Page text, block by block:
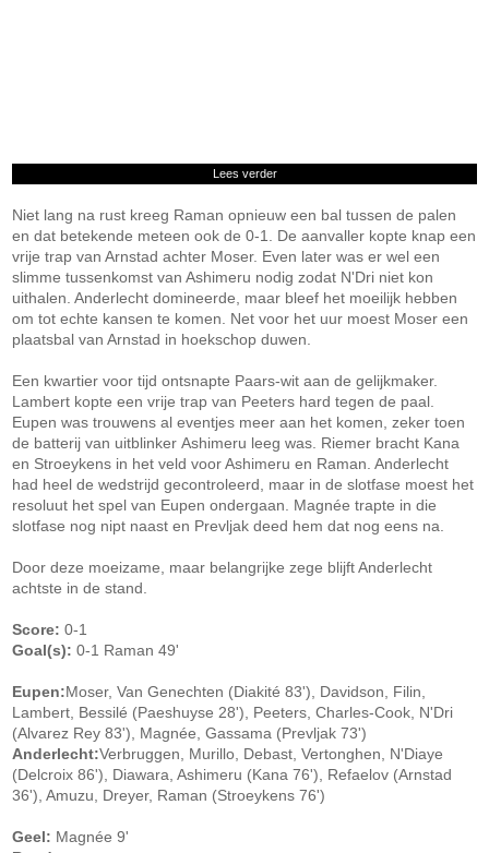
Lees verder
Niet lang na rust kreeg Raman opnieuw een bal tussen de palen
en dat betekende meteen ook de 0-1. De aanvaller kopte knap een
vrije trap van Arnstad achter Moser. Even later was er wel een
slimme tussenkomst van Ashimeru nodig zodat N'Dri niet kon
uithalen. Anderlecht domineerde, maar bleef het moeilijk hebben
om tot echte kansen te komen. Net voor het uur moest Moser een
plaatsbal van Arnstad in hoekschop duwen.
Een kwartier voor tijd ontsnapte Paars-wit aan de gelijkmaker.
Lambert kopte een vrije trap van Peeters hard tegen de paal.
Eupen was trouwens al eventjes meer aan het komen, zeker toen
de batterij van uitblinker Ashimeru leeg was. Riemer bracht Kana
en Stroeykens in het veld voor Ashimeru en Raman. Anderlecht
had heel de wedstrijd gecontroleerd, maar in de slotfase moest het
resoluut het spel van Eupen ondergaan. Magnée trapte in die
slotfase nog nipt naast en Prevljak deed hem dat nog eens na.
Door deze moeizame, maar belangrijke zege blijft Anderlecht
achtste in de stand.
Score: 0-1
Goal(s): 0-1 Raman 49'
Eupen:Moser, Van Genechten (Diakité 83'), Davidson, Filin,
Lambert, Bessilé (Paeshuyse 28'), Peeters, Charles-Cook, N'Dri
(Alvarez Rey 83'), Magnée, Gassama (Prevljak 73')
Anderlecht:Verbruggen, Murillo, Debast, Vertonghen, N'Diaye
(Delcroix 86'), Diawara, Ashimeru (Kana 76'), Refaelov (Arnstad
36'), Amuzu, Dreyer, Raman (Stroeykens 76')
Geel: Magnée 9'